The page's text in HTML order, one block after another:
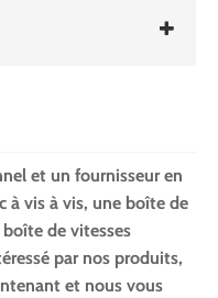
et un fournisseur en
à vis à vis, une boîte de
de vitesses
par nos produits,
et nous vous